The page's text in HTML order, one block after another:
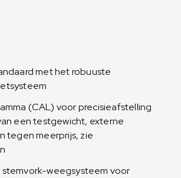
met het robuuste
(CAL) voor precisieafstelling
een testgewicht, externe
tegen meerprijs, zie
weegsysteem voor